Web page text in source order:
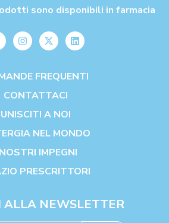
sono disponibili in farmacia
FREQUENTI
CONTATTACI
UNISCITI A NOI
NEL MONDO
IMPEGNI
PRESCRITTORI
ALLA NEWSLETTER